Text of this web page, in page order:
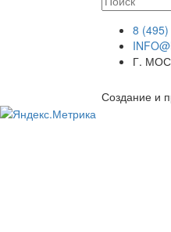
8
Г.
Создание и